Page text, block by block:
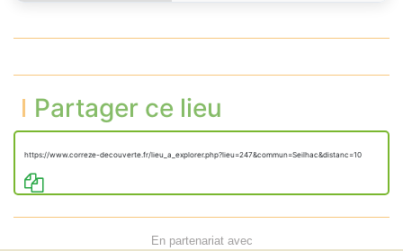
Partager ce lieu
https://www.correze-decouverte.fr/lieu_a_explorer.php?lieu=247&commun=Seilhac&distanc=10
En partenariat avec